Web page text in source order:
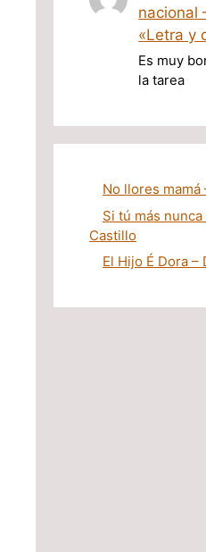
nacional
«Letra y
Es muy
la tarea
No llores mamá
Si tú más
Castillo
El Hijo É Dora –